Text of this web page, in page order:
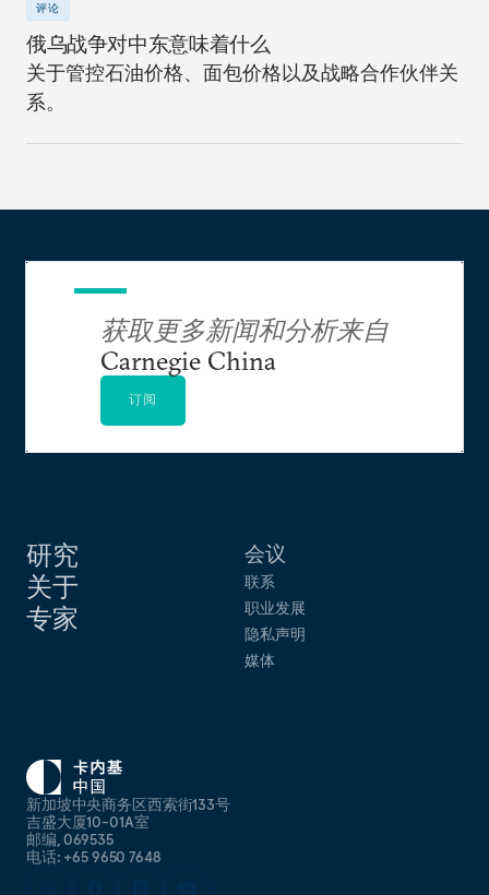
评论
俄乌战争对中东意味着什么
关于管控石油价格、面包价格以及战略合作伙伴关
系。
新加坡中央商务区西索街133号
吉盛大厦10-01A室
邮编, 069535
电话: +65 9650 7648
研究
关于
专家
会议
联系
职业发展
隐私声明
媒体
获取更多新闻和分析来自
Carnegie China
订阅